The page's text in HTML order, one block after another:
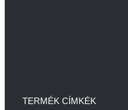
TERMÉK CÍMKÉK